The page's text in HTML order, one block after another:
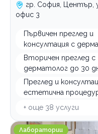
гр. София, Център,
офис 3
Първичен преглед и
консултация с
Вторичен преглед с
дерматолог до 30
Преглед и
естетична
+ още 38 услуги
Медицинска
Лаборатории